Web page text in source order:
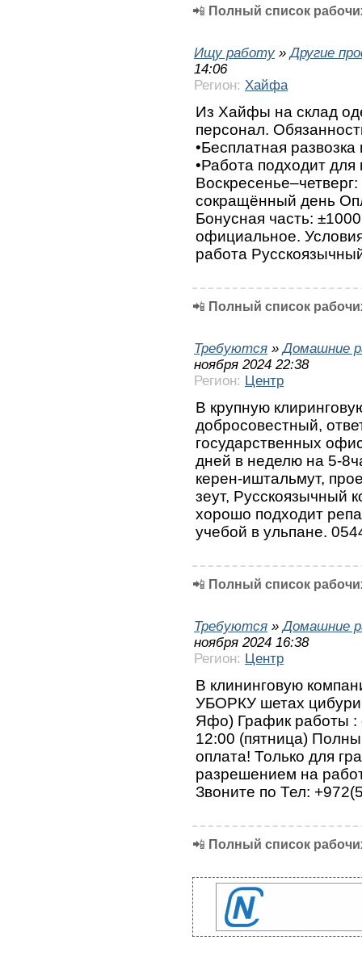
📲 Полный список
Ищу работу »Другие
14:06
Регион: Хайфа
Из Хайфы на склад
персонал.
•Бесплатная
•Работа подходит
сокращённый день
Бонусная часть:
официальное.
работа
📲 Полный список
Требуются »Домашние
ноября 2024 22:38
Регион: Центр
В крупную
добросовестный,
государственных
дней в неделю на 5-
керен-иштальмут,
зеут, Русскоязычный
хорошо подходит
учебой в ульпане.
📲 Полный список
Требуются »Домашние
ноября 2024 16:38
Регион: Центр
В клининговую
УБОРКУ шетах
Яфо) График работы :
12:00 (пятница)
оплата! Только для
разрешением на
Звоните по Тел:
📲 Полный список